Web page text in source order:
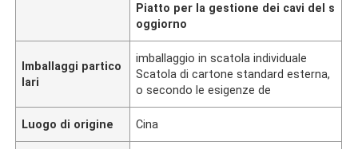
Piatto per la gestione dei cavi del s
oggiorno
Imballaggi partico
lari
imballaggio in scatola individuale
Scatola di cartone standard esterna,
o secondo le esigenze de
Luogo di origine Cina